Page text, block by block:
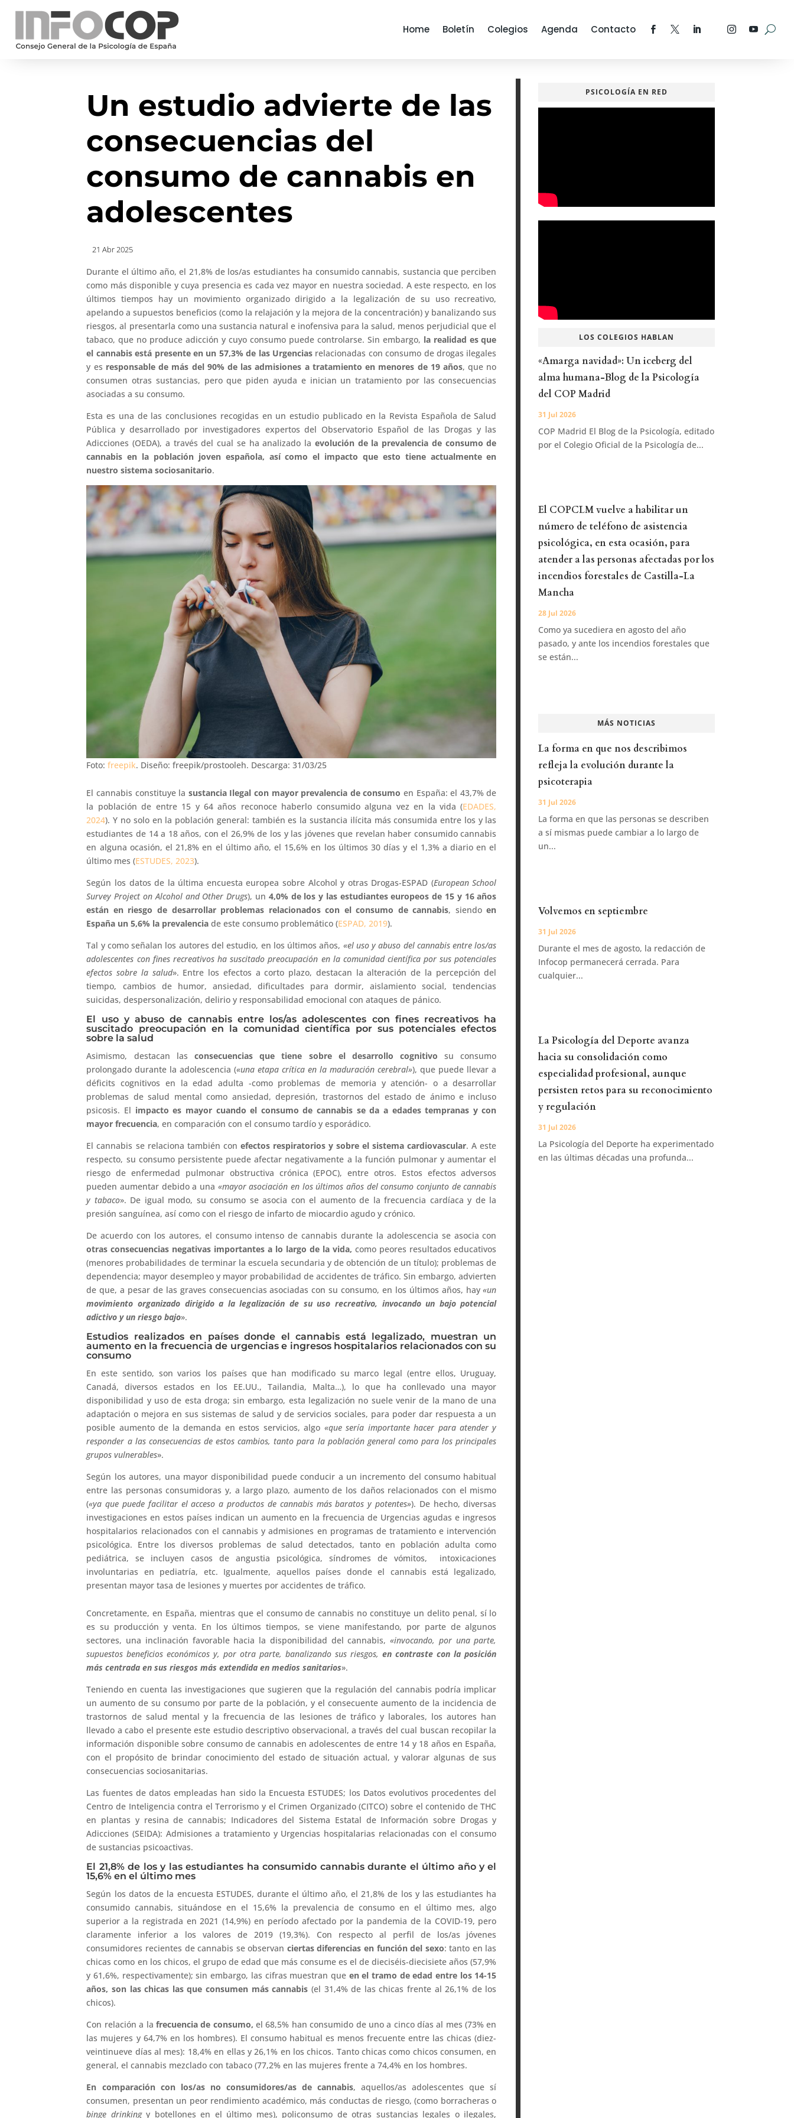
Home Boletín Colegios Agenda Contacto
Un estudio advierte de las
consecuencias del
consumo de cannabis en
adolescentes
21 Abr 2025
Durante el último año, el 21,8% de los/as estudiantes ha consumido cannabis, sustancia que perciben
como más disponible y cuya presencia es cada vez mayor en nuestra sociedad. A este respecto, en los
últimos tiempos hay un movimiento organizado dirigido a la legalización de su uso recreativo,
apelando a supuestos beneficios (como la relajación y la mejora de la concentración) y banalizando sus
riesgos, al presentarla como una sustancia natural e inofensiva para la salud, menos perjudicial que el
tabaco, que no produce adicción y cuyo consumo puede controlarse. Sin embargo, la realidad es que
el cannabis está presente en un 57,3% de las Urgencias relacionadas con consumo de drogas ilegales
y es responsable de más del 90% de las admisiones a tratamiento en menores de 19 años, que no
consumen otras sustancias, pero que piden ayuda e inician un tratamiento por las consecuencias
asociadas a su consumo.
Esta es una de las conclusiones recogidas en un estudio publicado en la Revista Española de Salud
Pública y desarrollado por investigadores expertos del Observatorio Español de las Drogas y las
Adicciones (OEDA), a través del cual se ha analizado la evolución de la prevalencia de consumo de
cannabis en la población joven española, así como el impacto que esto tiene actualmente en
nuestro sistema sociosanitario.
Foto:freepik. Diseño: freepik/prostooleh. Descarga: 31/03/25
El cannabis constituye la sustancia Ilegal con mayor prevalencia de consumo en España: el 43,7% de
la población de entre 15 y 64 años reconoce haberlo consumido alguna vez en la vida (EDADES,
2024). Y no solo en la población general: también es la sustancia ilícita más consumida entre los y las
estudiantes de 14 a 18 años, con el 26,9% de los y las jóvenes que revelan haber consumido cannabis
en alguna ocasión, el 21,8% en el último año, el 15,6% en los últimos 30 días y el 1,3% a diario en el
último mes (ESTUDES, 2023).
Según los datos de la última encuesta europea sobre Alcohol y otras Drogas-ESPAD (European School
Survey Project on Alcohol and Other Drugs), un 4,0% de los y las estudiantes europeos de 15 y 16 años
están en riesgo de desarrollar problemas relacionados con el consumo de cannabis, siendoen
España un 5,6% la prevalenciade este consumo problemático (ESPAD, 2019).
Tal y como señalan los autores del estudio, en los últimos años, «el uso y abuso del cannabis entre los/as
adolescentes con fines recreativos ha suscitado preocupación en la comunidad científica por sus potenciales
efectos sobre la salud». Entre los efectos a corto plazo, destacan la alteración de la percepción del
tiempo, cambios de humor, ansiedad, dificultades para dormir, aislamiento social, tendencias
suicidas, despersonalización, delirio y responsabilidad emocional con ataques de pánico.
El uso y abuso de cannabis entre los/as adolescentes con fines recreativos ha
suscitado preocupación en la comunidad científica por sus potenciales efectos
sobre la salud
Asimismo, destacan las consecuencias que tiene sobre el desarrollo cognitivosu consumo
prolongado durante la adolescencia («una etapa crítica en la maduración cerebral»), que puede llevar a
déficits cognitivos en la edad adulta -como problemas de memoria y atención- o a desarrollar
problemas de salud mental como ansiedad, depresión, trastornos del estado de ánimo e incluso
psicosis. El impacto es mayor cuando el consumo de cannabis se da a edades tempranas y con
mayor frecuencia, en comparación con el consumo tardío y esporádico.
El cannabis se relaciona también con efectos respiratorios y sobre el sistema cardiovascular. A este
respecto, su consumo persistente puede afectar negativamente a la función pulmonar y aumentar el
riesgo de enfermedad pulmonar obstructiva crónica (EPOC), entre otros. Estos efectos adversos
pueden aumentar debido a una «mayor asociación en los últimos años del consumo conjunto de cannabis
y tabaco». De igual modo, su consumo se asocia con el aumento de la frecuencia cardíaca y de la
presión sanguínea, así como con el riesgo de infarto de miocardio agudo y crónico.
De acuerdo con los autores, el consumo intenso de cannabis durante la adolescencia se asocia con
otras consecuencias negativas importantes a lo largo de la vida, como peores resultados educativos
(menores probabilidades de terminar la escuela secundaria y de obtención de un título); problemas de
dependencia; mayor desempleo y mayor probabilidad de accidentes de tráfico. Sin embargo, advierten
de que, a pesar de las graves consecuencias asociadas con su consumo, en los últimos años, hay«un
movimiento organizado dirigido a la legalización de su uso recreativo, invocando un bajo potencial
adictivo y un riesgo bajo».
Estudios realizados en países donde el cannabis está legalizado, muestran un
aumento en la frecuencia de urgencias e ingresos hospitalarios relacionados con su
consumo
En este sentido, son varios los países que han modificado su marco legal (entre ellos, Uruguay,
Canadá, diversos estados en los EE.UU., Tailandia, Malta…), lo que ha conllevado una mayor
disponibilidad y uso de esta droga; sin embargo, esta legalización no suele venir de la mano de una
adaptación o mejora en sus sistemas de salud y de servicios sociales, para poder dar respuesta a un
posible aumento de la demanda en estos servicios, algo «que sería importante hacer para atender y
responder a las consecuencias de estos cambios, tanto para la población general como para los principales
grupos vulnerables».
Según los autores, una mayor disponibilidad puede conducir a un incremento del consumo habitual
entre las personas consumidoras y, a largo plazo, aumento de los daños relacionados con el mismo
(«ya que puede facilitar el acceso a productos de cannabis más baratos y potentes»). De hecho, diversas
investigaciones en estos países indican un aumento en la frecuencia de Urgencias agudas e ingresos
hospitalarios relacionados con el cannabis y admisiones en programas de tratamiento e intervención
psicológica. Entre los diversos problemas de salud detectados, tanto en población adulta como
pediátrica, se incluyen casos de angustia psicológica, síndromes de vómitos, intoxicaciones
involuntarias en pediatría, etc. Igualmente, aquellos países donde el cannabis está legalizado,
presentan mayor tasa de lesiones y muertes por accidentes de tráfico.
Concretamente, en España, mientras que el consumo de cannabis no constituye un delito penal, sí lo
es su producción y venta. En los últimos tiempos, se viene manifestando, por parte de algunos
sectores, una inclinación favorable hacia la disponibilidad del cannabis,«invocando, por una parte,
supuestos beneficios económicos y, por otra parte, banalizando sus riesgos,en contraste con la posición
más centrada en sus riesgos más extendida en medios sanitarios».
Teniendo en cuenta las investigaciones que sugieren que la regulación del cannabis podría implicar
un aumento de su consumo por parte de la población, y el consecuente aumento de la incidencia de
trastornos de salud mental y la frecuencia de las lesiones de tráfico y laborales, los autores han
llevado a cabo el presente este estudio descriptivo observacional, a través del cual buscan recopilar la
información disponible sobre consumo de cannabis en adolescentes de entre 14 y 18 años en España,
con el propósito de brindar conocimiento del estado de situación actual, y valorar algunas de sus
consecuencias sociosanitarias.
Las fuentes de datos empleadas han sido la Encuesta ESTUDES; los Datos evolutivos procedentes del
Centro de Inteligencia contra el Terrorismo y el Crimen Organizado (CITCO) sobre el contenido de THC
en plantas y resina de cannabis; Indicadores del Sistema Estatal de Información sobre Drogas y
Adicciones (SEIDA): Admisiones a tratamiento y Urgencias hospitalarias relacionadas con el consumo
de sustancias psicoactivas.
El 21,8% de los y las estudiantes ha consumido cannabis durante el último año y el
15,6% en el último mes
Según los datos de la encuesta ESTUDES, durante el último año, el 21,8% de los y las estudiantes ha
consumido cannabis, situándose en el 15,6% la prevalencia de consumo en el último mes, algo
superior a la registrada en 2021 (14,9%) en período afectado por la pandemia de la COVID-19, pero
claramente inferior a los valores de 2019 (19,3%). Con respecto al perfil de los/as jóvenes
consumidores recientes de cannabis se observan ciertas diferencias en función del sexo: tanto en las
chicas como en los chicos, el grupo de edad que más consume es el de dieciséis-diecisiete años (57,9%
y 61,6%, respectivamente); sin embargo, las cifras muestran queen el tramo de edad entre los 14-15
años, son las chicas las que consumen más cannabis (el 31,4% de las chicas frente al 26,1% de los
chicos).
Con relación a la frecuencia de consumo, el 68,5% han consumido de uno a cinco días al mes (73% en
las mujeres y 64,7% en los hombres). El consumo habitual es menos frecuente entre las chicas (diez-
veintinueve días al mes): 18,4% en ellas y 26,1% en los chicos. Tanto chicas como chicos consumen, en
general, el cannabis mezclado con tabaco (77,2% en las mujeres frente a 74,4% en los hombres.
En comparación con los/as no consumidores/as de cannabis, aquellos/as adolescentes que sí
consumen, presentan un peor rendimiento académico, más conductas de riesgo, (como borracheras o
binge drinkingy botellones en el último mes), policonsumo de otras sustancias legales o ilegales,
PSICOLOGÍA EN RED
LOS COLEGIOS HABLAN
«Amarga navidad»: Un iceberg del
alma humana-Blog de la Psicología
del COP Madrid
31 Jul 2026
COP Madrid El Blog de la Psicología, editado
por el Colegio Oficial de la Psicología de...
El COPCLM vuelve a habilitar un
número de teléfono de asistencia
psicológica, en esta ocasión, para
atender a las personas afectadas por los
incendios forestales de Castilla-La
Mancha
28 Jul 2026
Como ya sucediera en agosto del año
pasado, y ante los incendios forestales que
se están...
MÁS NOTICIAS
La forma en que nos describimos
refleja la evolución durante la
psicoterapia
31 Jul 2026
La forma en que las personas se describen
a sí mismas puede cambiar a lo largo de
un...
Volvemos en septiembre
31 Jul 2026
Durante el mes de agosto, la redacción de
Infocop permanecerá cerrada. Para
cualquier...
La Psicología del Deporte avanza
hacia su consolidación como
especialidad profesional, aunque
persisten retos para su reconocimiento
y regulación
31 Jul 2026
La Psicología del Deporte ha experimentado
en las últimas décadas una profunda...